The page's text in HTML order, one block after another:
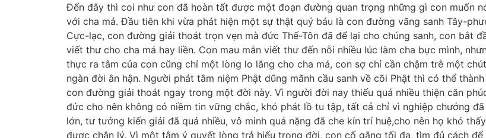
Đến đây thì coi như con đã hoàn tất được một đoạn đường quan trọng những gì con muốn
với cha má. Đầu tiên khi vừa phát hiện một sự thật quý báu là con đường vãng sanh Tây-
Cực-lạc, con đường giải thoát trọn vẹn mà đức Thế-Tôn đã để lại cho chúng sanh, con bắt
viết thư cho cha má hay liền. Con mau mắn viết thư đến nỗi nhiều lúc làm cha bực mình,
thực ra tâm của con cũng chỉ một lòng lo lắng cho cha má, con sợ chỉ cần chậm trễ một
ngàn đời ân hận. Người phát tâm niệm Phật dũng mãnh cầu sanh về cõi Phật thì có thể
con đường giải thoát ngay trong một đời này. Vì người đời nay thiếu quá nhiều thiện căn
đức cho nên không có niềm tin vững chắc, khó phát lồ tu tập, tất cả chỉ vì nghiệp chướng đã
lớn, tư tưởng kiến giải đã quá nhiều, vô minh quá nặng đã che kín trí huệ,cho nên họ khó thấy
được chân lý. Vì một tâm ý quyết lòng trả hiếu trong đời, con cố gắng tối đa, tìm đủ cách để